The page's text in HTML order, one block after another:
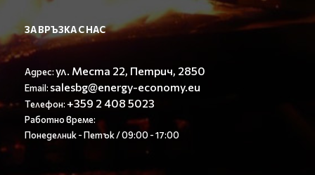
ЗА ВРЪЗКА С НАС
Адрес:ул. Места 22, Петрич, 2850
Email: salesbg@energy-economy.eu
Телефон: +359 2 408 5023
Работно време:
Понеделник - Петък / 09:00 - 17:00